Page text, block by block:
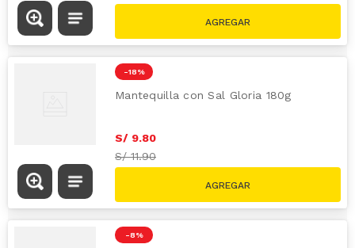
-18 %
Mantequilla con Sal Gloria 180g
S/ 9.80
S/11.90
-8 %